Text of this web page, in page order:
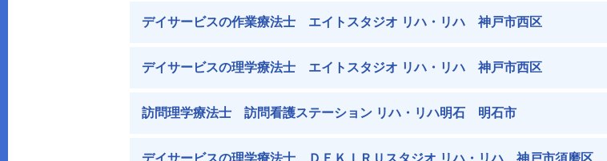
デイサービスの作業療法士 エイトスタジオ リハ・リハ 神戸市西区
デイサービスの理学療法士 エイトスタジオ リハ・リハ 神戸市西区
訪問理学療法士 訪問看護ステーション リハ・リハ明石 明石市